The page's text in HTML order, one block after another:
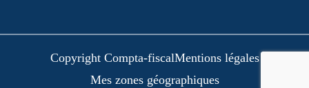
Copyright Compta-fiscalMentions légales
Mes zones géographiques